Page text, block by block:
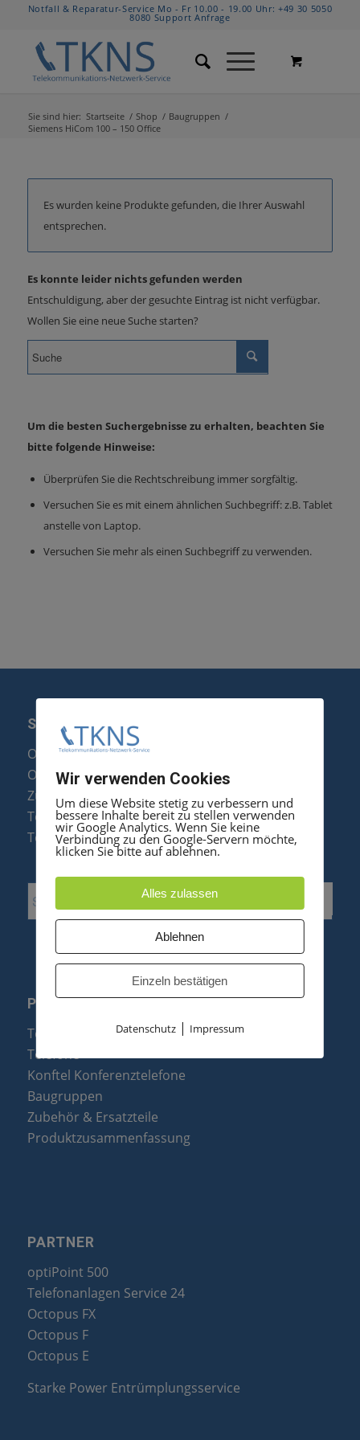
Notfall & Reparatur-Service Mo - Fr 10.00 - 19.00 Uhr:+49 30 5050
8080 Support Anfrage
Sie sind hier: Startseite / Shop / Baugruppen /
Siemens HiCom 100 – 150 Office
Es wurden keine Produkte gefunden, die Ihrer Auswahl
entsprechen.
Es konnte leider nichts gefunden werden
Entschuldigung, aber der gesuchte Eintrag ist nicht verfügbar.
Wollen Sie eine neue Suche starten?
Um die besten Suchergebnisse zu erhalten, beachten Sie
bitte folgende Hinweise:
Überprüfen Sie die Rechtschreibung immer sorgfältig.
Versuchen Sie es mit einem ähnlichen Suchbegriff: z.B. Tablet
anstelle von Laptop.
Versuchen Sie mehr als einen Suchbegriff zu verwenden.
SERVICE
Optipoint Display Reparatur
Octophon F Display Reparatur
Zubehör & Ersatzteile
Telefonanlagen Optimierung
Telefonanlagen Erweiterung
PRODUKTE
Telefonanlagen
Telefone
Konftel Konferenztelefone
Baugruppen
Zubehör & Ersatzteile
Produktzusammenfassung
PARTNER
optiPoint 500
Telefonanlagen Service 24
Octopus FX
Octopus F
Octopus E
Starke Power Entrümplungsservice
Wir verwenden Cookies
Um diese Website stetig zu verbessern und
bessere Inhalte bereit zu stellen verwenden
wir Google Analytics. Wenn Sie keine
Verbindung zu den Google-Servern möchte,
klicken Sie bitte auf ablehnen.
Alles zulassen
Ablehnen
Einzeln bestätigen
Datenschutz| Impressum